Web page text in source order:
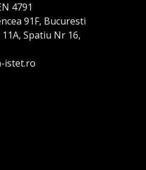
4791
91F, Bucuresti
Spatiu Nr 16,
istet.ro